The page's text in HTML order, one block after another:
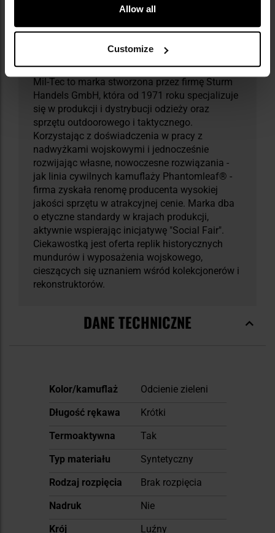
Allow all
Customize
Mil-Tec to marka stworzona przez firmę Sturm
Handels GmbH, która od 1971 roku specjalizuje
się w produkcji i dystrybucji odzieży oraz
sprzętu outdoorowego i taktycznego.
Korzystając z doświadczenia w pracy z
nadwyżkami wojskowymi i jednocześnie
rozwijając własne, nowoczesne rozwiązania -
jak linia cywilnych kamuflaży Phantomleaf® -
firma zyskała renomę producenta wysokiej
jakości sprzętu w atrakcyjnej cenie. Marka dba
o etyczne standardy w krajach produkcji,
aktywnie wspierając inicjatywę "Social Fair".
Ciekawostką jest oferta replik historycznych
mundurów i wyposażenia wojskowego,
cieszących się uznaniem wśród kolekcjonerów i
rekonstruktorów.
DANE TECHNICZNE
Więcej
Kolor/kamuflaż
Odcienie zieleni
Długość rękawa
Krótki
Termoaktywna
Tak
Typ materiału
Syntetyczny
Rodzaj rozpięcia
Brak rozpięcia
Nadruk
Nie
Krój
Luźny